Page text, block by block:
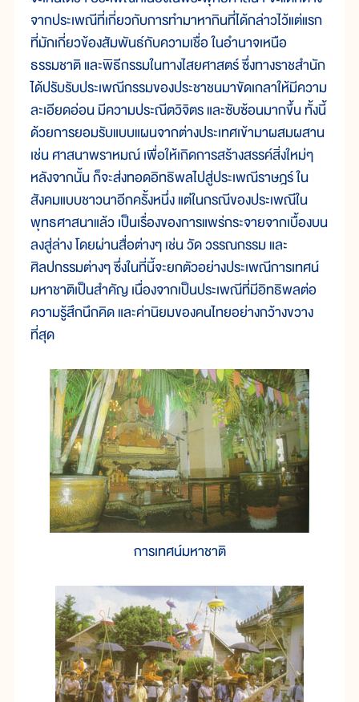
จากประเพณีที่เกี่ยวกับการทำมาหากินที่ได้กล่าวไว้แต่แรก
ที่มักเกี่ยวข้องสัมพันธ์กับความเชื่อ ในอำนาจเหนือ
ธรรมชาติ และพิธีกรรมในทางไสยศาสตร์ ซึ่งทางราชสำนัก
ได้ปรับรับประเพณีกรรมของประชาชนมาขัดเกลาให้มีความ
ละเอียดอ่อน มีความประณีตวิจิตร และซับซ้อนมากขึ้น ทั้งนี้
ด้วยการยอมรับแบบแผนจากต่างประเทศเข้ามาผสมผสาน
เช่น ศาสนาพราหมณ์ เพื่อให้เกิดการสร้างสรรค์สิ่งใหม่ๆ
หลังจากนั้น ก็จะส่งทอดอิทธิพลไปสู่ประเพณีราษฎร์ ใน
สังคมแบบชาวนาอีกครั้งหนึ่ง แต่ในกรณีของประเพณีใน
พุทธศาสนาแล้ว เป็นเรื่องของการแพร่กระจายจากเบื้องบน
ลงสู่ล่าง โดยผ่านสื่อต่างๆ เช่น วัด วรรณกรรม และ
ศิลปกรรมต่างๆ ซึ่งในที่นี้จะยกตัวอย่างประเพณีการเทศน์
มหาชาติเป็นสำคัญ เนื่องจากเป็นประเพณีที่มีอิทธิพลต่อ
ความรู้สึกนึกคิด และค่านิยมของคนไทยอย่างกว้างขวาง
ที่สุด
การเทศน์มหาชาติ